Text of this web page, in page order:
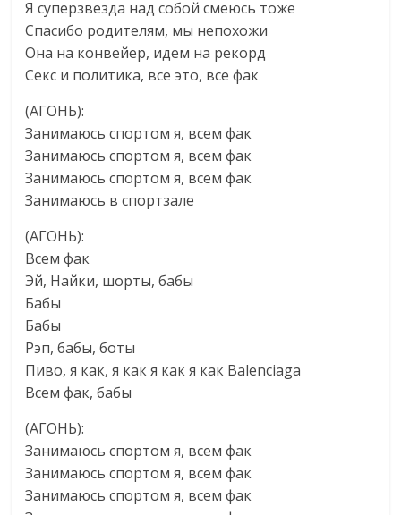
Я суперзвезда над собой смеюсь тоже
Спасибо родителям, мы непохожи
Она на конвейер, идем на рекорд
Секс и политика, все это, все фак
(АГОНЬ):
Занимаюсь спортом я, всем фак
Занимаюсь спортом я, всем фак
Занимаюсь спортом я, всем фак
Занимаюсь в спортзале
(АГОНЬ):
Всем фак
Эй, Найки, шорты, бабы
Бабы
Бабы
Рэп, бабы, боты
Пиво, я как, я как я как я как Balenciaga
Всем фак, бабы
(АГОНЬ):
Занимаюсь спортом я, всем фак
Занимаюсь спортом я, всем фак
Занимаюсь спортом я, всем фак